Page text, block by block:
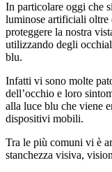
In particolare oggi che
luminose artificiali oltre
proteggere la nostra
utilizzando degli
blu.
Infatti vi sono molte
dell’occhio e loro
alla luce blu che viene
dispositivi mobili.
Tra le più comuni vi è
stanchezza visiva,